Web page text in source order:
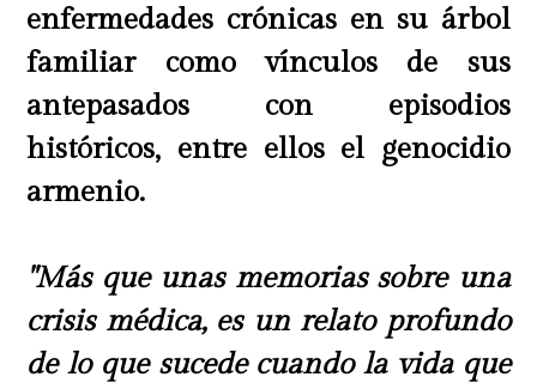
necesitar el apoyo de otras mujeres.
Hay que ser tajante cuando hay que
serlo. Tampoco es una cadena
perpetua; espero que este cabro
aprenda y pueda verse a sí mismo",
enfermedades crónicas en su árbol
familiar como vínculos de sus
antepasados con episodios
históricos, entre ellos el genocidio
armenio.
"Más que unas memorias sobre una
crisis médica, es un relato profundo
de lo que sucede cuando la vida que